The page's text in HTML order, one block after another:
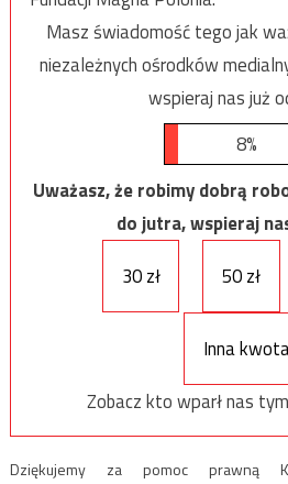
Masz świadomość tego jak
niezależnych ośrodków
wspieraj nas już
8%
Uważasz, że robimy dobrą
do jutra, wspieraj
30 zł
50 zł
Inna
Zobacz kto wparł nas
Dziękujemy za pomoc prawną